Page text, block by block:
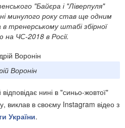
"Байєра і "Ліверпуля"
минулого року став ще одним
тренерському штабі збірної
на ЧС-2018 в Росії.
Воронін
нині в "синьо-жовтої"
виклав в своєму Instagram відео з
України.